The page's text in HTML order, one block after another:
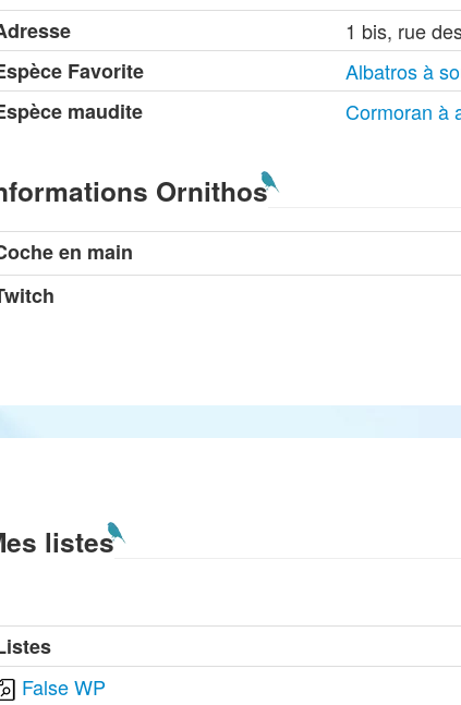
1 bis, rue
Favorite
Albatros à
maudite
Cormoran à
Ornithos
en main
listes
False WP